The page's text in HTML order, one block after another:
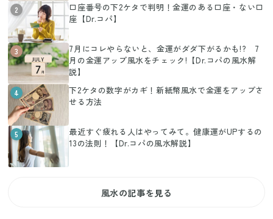
2
口座番号の下2ケタで判明！金運のある口座・ない口
座【Dr.コパ】
3
7月にコレやらないと、金運がダダ下がるかも!? 7
月の金運アップ風水をチェック!【Dr.コパの風水解
説】
4
下2ケタの数字がカギ！新紙幣風水で金運をアップさ
せる方法
5
最近すぐ疲れる人はやってみて。健康運がUPするの
13の法則！【Dr.コパの風水解説】
風水の記事を見る